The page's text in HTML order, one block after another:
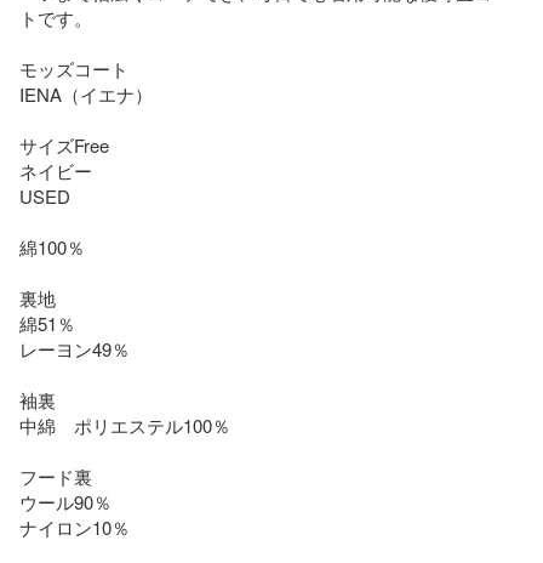
トです。
モッズコート
IENA（イエナ）
サイズFree
ネイビー
USED
綿100％
裏地
綿51％
レーヨン49％
袖裏
中綿　ポリエステル100％
フード裏
ウール90％
ナイロン10％